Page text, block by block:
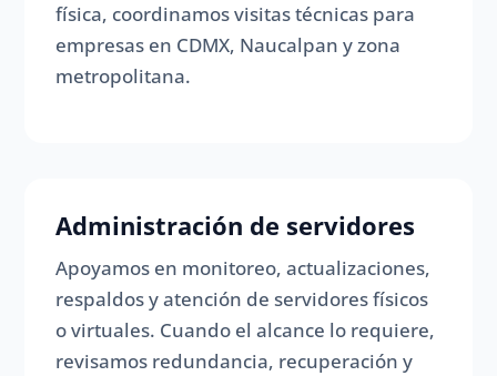
física, coordinamos visitas técnicas para
empresas en CDMX, Naucalpan y zona
metropolitana.
Administración de servidores
Apoyamos en monitoreo, actualizaciones,
respaldos y atención de servidores físicos
o virtuales. Cuando el alcance lo requiere,
revisamos redundancia, recuperación y